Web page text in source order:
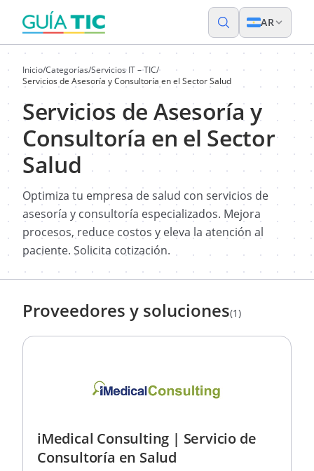
AR
Inicio/Categorías/Servicios IT – TIC/
Servicios de Asesoría y Consultoría en el Sector Salud
Servicios de Asesoría y
Consultoría en el Sector
Salud
Optimiza tu empresa de salud con servicios de
asesoría y consultoría especializados. Mejora
procesos, reduce costos y eleva la atención al
paciente. Solicita cotización.
Proveedores y soluciones(1)
iMedical Consulting | Servicio de
Consultoría en Salud